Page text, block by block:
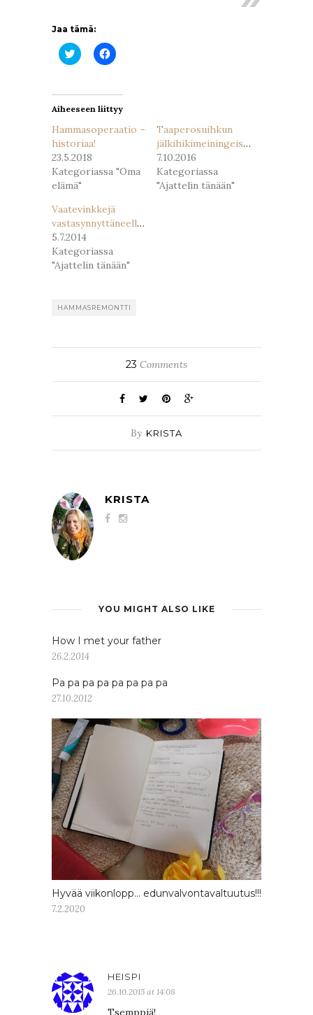
Jaa tämä:
Jaa
Twitterissä(Avautuu
Jaa
Facebookissa(Avautuu
Aiheeseen liittyy
Hammasoperaatio –
historiaa!
23.5.2018
Kategoriassa "Oma
elämä"
Taaperosuihkun
jälkihikimeiningeissä
7.10.2016
Kategoriassa
"Ajattelin tänään"
Vaatevinkkejä
vastasynnyttäneelle?
5.7.2014
Kategoriassa
"Ajattelin tänään"
HAMMASREMONTTI
23 Comments
By KRISTA
KRISTA
YOU MIGHT ALSO LIKE
How I met your father
26.2.2014
Pa pa pa pa pa pa pa pa
27.10.2012
Hyvää viikonlopp… edunvalvontavaltuutus!!!
7.2.2020
HEISPI
26.10.2015 at 14:08
Tsemppiä!